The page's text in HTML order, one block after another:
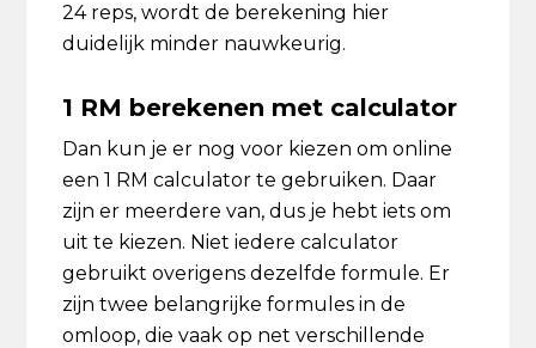
24 reps, wordt de berekening hier
duidelijk minder nauwkeurig.
1 RM berekenen met calculator
Dan kun je er nog voor kiezen om online
een 1 RM calculator te gebruiken. Daar
zijn er meerdere van, dus je hebt iets om
uit te kiezen. Niet iedere calculator
gebruikt overigens dezelfde formule. Er
zijn twee belangrijke formules in de
omloop, die vaak op net verschillende